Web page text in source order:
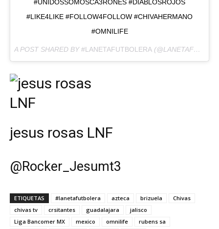
#UNIDOSSOMOSCA3RONES #DIABLOSROJOS
#LIKE4LIKE #FOLLOW4FOLLOW #CHIVAHERMANO
#OMNILIFE
A POST SHARED BY#LANETAFUTBOLERA (@LANETAFUTBOLERA) ON
jesus rosas LNF
@Rocker_Jesumt3
ETIQUETAS #lanetafutbolera azteca brizuela
Chivas
chivas tv
crsitantes guadalajara
jalisco
Liga Bancomer MX
mexico omnilife
rubens sa